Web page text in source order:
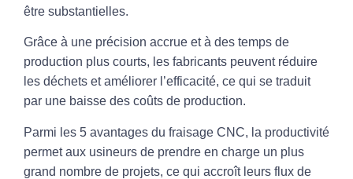
être substantielles.
Grâce à une précision accrue et à des temps de
production plus courts, les fabricants peuvent réduire
les déchets et améliorer l’efficacité, ce qui se traduit
par une baisse des coûts de production.
Parmi les 5 avantages du fraisage CNC, la productivité
permet aux usineurs de prendre en charge un plus
grand nombre de projets, ce qui accroît leurs flux de